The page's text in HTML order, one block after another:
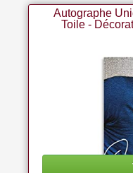
Autographe
Toile -